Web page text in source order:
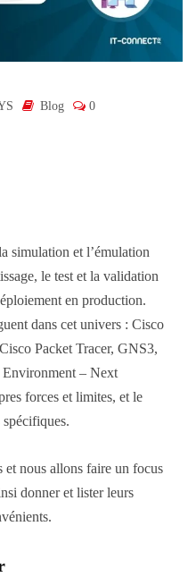
Blog 0
simulation et l’émulation
le test et la validation
en production.
dans cet univers : Cisco
Packet Tracer, GNS3,
– Next
forces et limites, et le
et nous allons faire un focus
donner et lister leurs